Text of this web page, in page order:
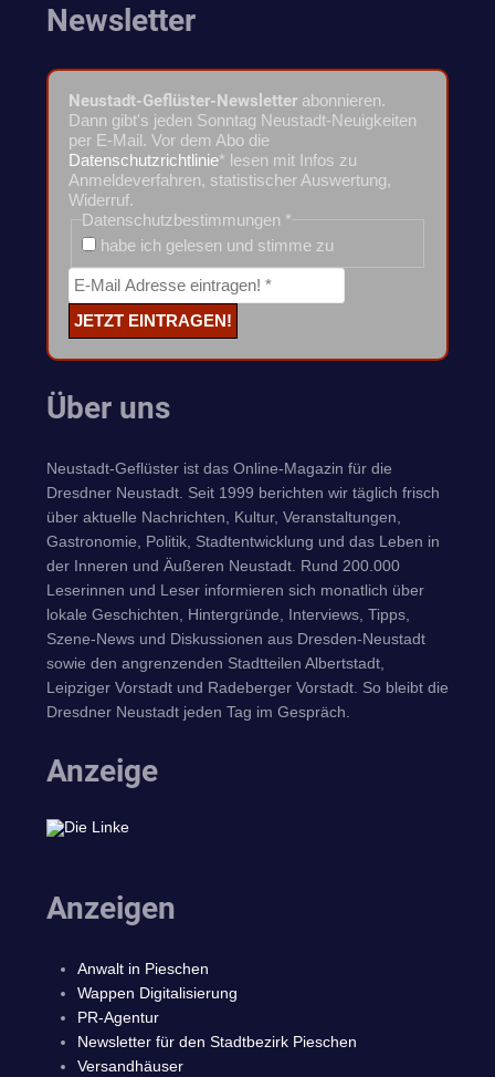
Newsletter
Neustadt-Geflüster-Newsletter abonnieren.
Dann gibt's jeden Sonntag Neustadt-Neuigkeiten
per E-Mail. Vor dem Abo die
Datenschutzrichtlinie* lesen mit Infos zu
Anmeldeverfahren, statistischer Auswertung,
Widerruf.
Datenschutzbestimmungen *
habe ich gelesen und stimme zu
Über uns
Neustadt-Geflüster ist das Online-Magazin für die
Dresdner Neustadt. Seit 1999 berichten wir täglich frisch
über aktuelle Nachrichten, Kultur, Veranstaltungen,
Gastronomie, Politik, Stadtentwicklung und das Leben in
der Inneren und Äußeren Neustadt. Rund 200.000
Leserinnen und Leser informieren sich monatlich über
lokale Geschichten, Hintergründe, Interviews, Tipps,
Szene-News und Diskussionen aus Dresden-Neustadt
sowie den angrenzenden Stadtteilen Albertstadt,
Leipziger Vorstadt und Radeberger Vorstadt. So bleibt die
Dresdner Neustadt jeden Tag im Gespräch.
Anzeige
Anzeigen
Anwalt in Pieschen
Wappen Digitalisierung
PR-Agentur
Newsletter für den Stadtbezirk Pieschen
Versandhäuser